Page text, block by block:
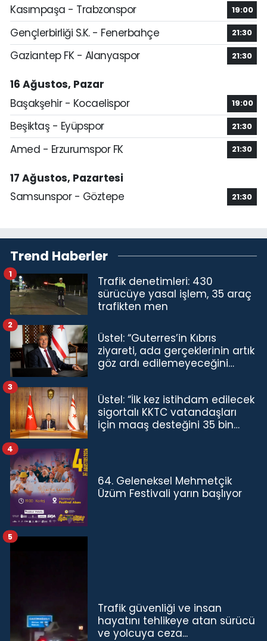
Kasımpaşa - Trabzonspor 19:00
Gençlerbirliği S.K. - Fenerbahçe 21:30
Gaziantep FK - Alanyaspor 21:30
16 Ağustos, Pazar
Başakşehir - Kocaelispor
19:00
Beşiktaş - Eyüpspor 21:30
Amed - Erzurumspor FK 21:30
17 Ağustos, Pazartesi
Samsunspor - Göztepe
21:30
Trend Haberler
Trafik denetimleri: 430
sürücüye yasal işlem, 35 araç
trafikten men
1
Üstel: “Guterres’in Kıbrıs
ziyareti, ada gerçeklerinin artık
göz ardı edilemeyeceğini
2
Üstel: “İlk kez istihdam edilecek
sigortalı KKTC vatandaşları
için maaş desteğini 35 bin
3
64. Geleneksel Mehmetçik
Üzüm Festivali yarın başlıyor
4
Trafik güvenliği ve insan
hayatını tehlikeye atan sürücü
ve yolcuya ceza...
5